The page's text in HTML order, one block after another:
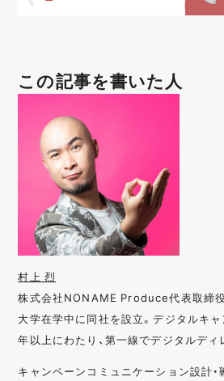
この記事を書いた人
村上 烈
株式会社NONAME Produce代表取締
大学在学中に同社を設立。デジタルキ
年以上にわたり、第一線でデジタルディ
キャンペーンコミュニケーション設計・